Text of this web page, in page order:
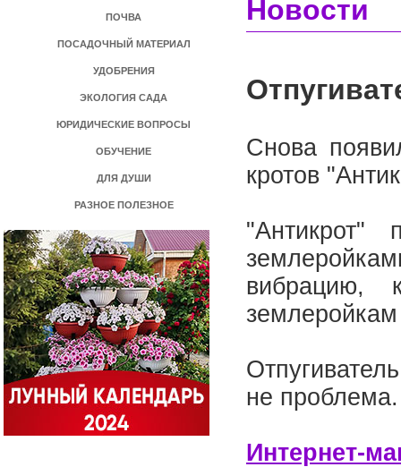
ПОЧВА
ПОСАДОЧНЫЙ МАТЕРИАЛ
УДОБРЕНИЯ
ЭКОЛОГИЯ САДА
ЮРИДИЧЕСКИЕ ВОПРОСЫ
ОБУЧЕНИЕ
ДЛЯ ДУШИ
РАЗНОЕ ПОЛЕЗНОЕ
Новости
Снова
кротов
вибрацию,
не
Интернет-